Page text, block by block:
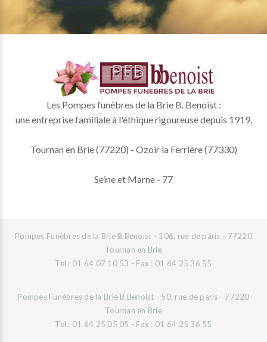
Les Pompes funèbres de la Brie B. Benoist :
une entreprise familiale à l'éthique rigoureuse depuis 1919.
Tournan en Brie (77220) - Ozoir la Ferrière (77330)
Seine et Marne - 77
Pompes Funèbres de la Brie B.Benoist - 106, rue de paris - 77220
Tournan en Brie
Tel : 01 64 07 10 53 - Fax : 01 64 25 36 55
Pompes Funèbres de la Brie B.Benoist - 50, rue de paris - 77220
Tournan en Brie
Tel : 01 64 25 05 05 - Fax : 01 64 25 36 55